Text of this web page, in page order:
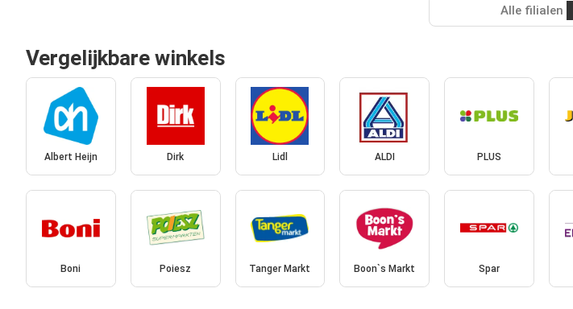
Alle filialen
Vergelijkbare winkels
Albert Heijn Dirk Lidl ALDI PLUS
Boni Poiesz Tanger Markt Boon`s Markt Spar